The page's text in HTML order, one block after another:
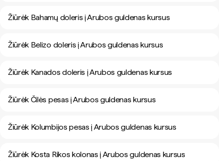
Žiūrėk Bahamų doleris į Arubos guldenas kursus
Žiūrėk Belizo doleris į Arubos guldenas kursus
Žiūrėk Kanados doleris į Arubos guldenas kursus
Žiūrėk Čilės pesas į Arubos guldenas kursus
Žiūrėk Kolumbijos pesas į Arubos guldenas kursus
Žiūrėk Kosta Rikos kolonas į Arubos guldenas kursus